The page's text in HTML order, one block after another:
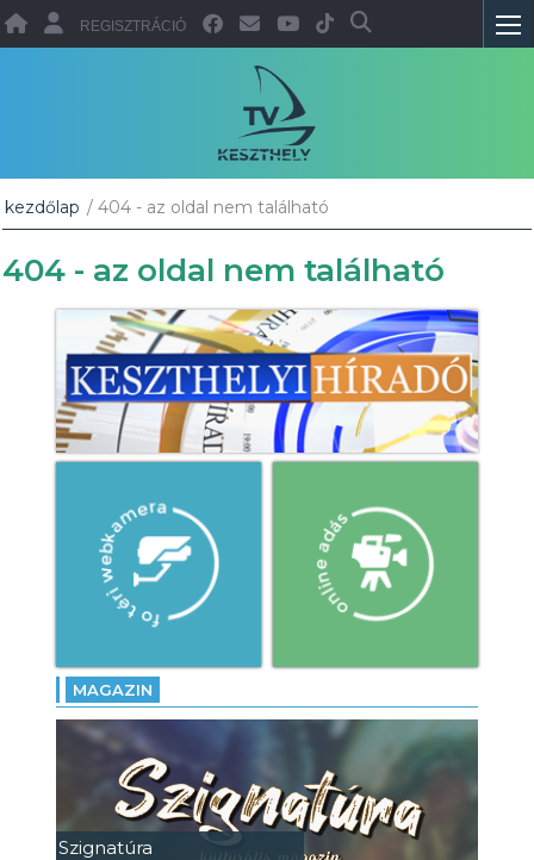
REGISZTRÁCIÓ
kezdőlap / 404 - az oldal nem található
404 - az oldal nem található
MAGAZIN
Szignatúra